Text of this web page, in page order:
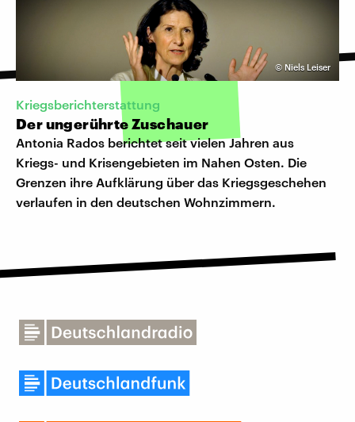
© Niels Leiser
Kriegsberichterstattung
Der ungerührte Zuschauer
Antonia Rados berichtet seit vielen Jahren aus
Kriegs- und Krisengebieten im Nahen Osten. Die
Grenzen ihre Aufklärung über das Kriegsgeschehen
verlaufen in den deutschen Wohnzimmern.